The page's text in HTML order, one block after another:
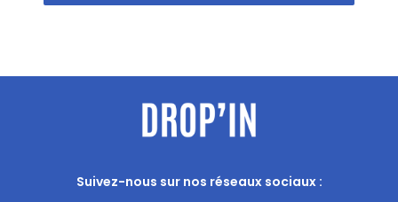
Suivez-nous sur nos réseaux sociaux :